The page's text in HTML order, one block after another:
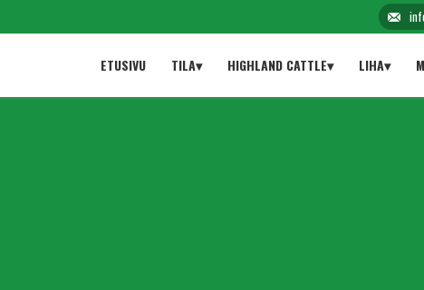
ETUSIVU TILA▾ HIGHLAND CATTLE▾ LIHA▾